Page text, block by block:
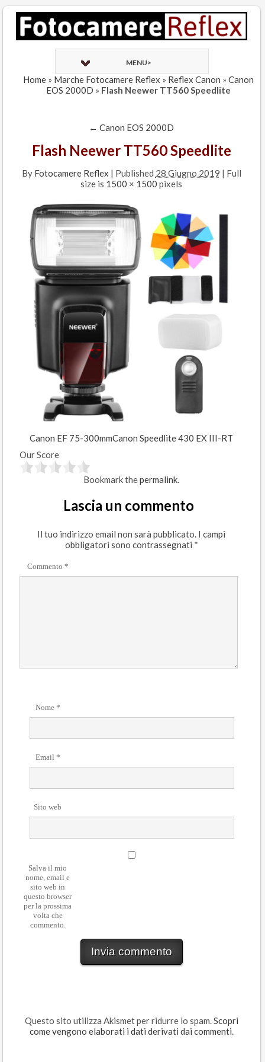
MENU>
Home » Marche Fotocamere Reflex » Reflex Canon »Canon
EOS 2000D » Flash Neewer TT560 Speedlite
← Canon EOS 2000D
Flash Neewer TT560 Speedlite
By Fotocamere Reflex | Published 28 Giugno 2019 | Full
size is 1500 × 1500 pixels
Canon EF 75-300mmCanon Speedlite 430 EX III-RT
Our Score
Bookmark thepermalink.
Lascia un commento
Il tuo indirizzo email non sarà pubblicato. I campi
obbligatori sono contrassegnati *
Commento *
Nome *
Email *
Sito web
Salva il mio
nome, email e
sito web in
questo browser
per la prossima
volta che
commento.
Questo sito utilizza Akismet per ridurre lo spam.Scopri
come vengono elaborati i dati derivati dai commenti.